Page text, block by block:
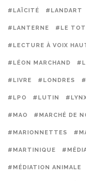
#LAÏCITÉ #LANDART
#LANTERNE #LE
#LECTURE À VOIX
#LÉON MARCHAND
#LIVRE #LONDRES
#LPO #LUTIN
#MAO #MARCHÉ DE
#MARIONNETTES
#MARTINIQUE
#MÉDIATION ANIMALE